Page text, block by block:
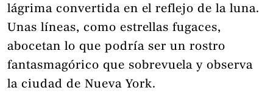
lágrima convertida en el reflejo de la luna.
Unas líneas, como estrellas fugaces,
abocetan lo que podría ser un rostro
fantasmagórico que sobrevuela y observa
la ciudad de Nueva York.